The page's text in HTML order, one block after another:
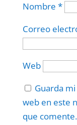
Nombre *
Correo
Web
Guarda
web en este
que comente.